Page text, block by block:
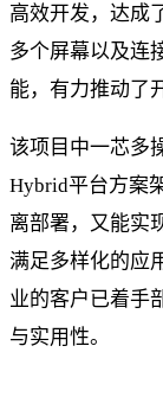
高效开发，达成
多个屏幕以及连
能，有力推动了
该项目中一芯多
Hybrid平台方案
离部署，又能实
满足多样化的应
业的客户已着手
与实用性。